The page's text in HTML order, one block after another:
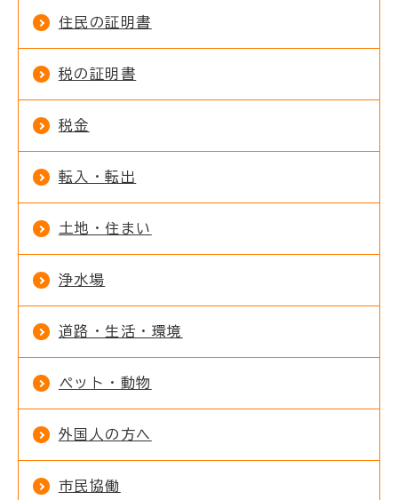
住民の証明書
税の証明書
税金
転入・転出
土地・住まい
浄水場
道路・生活・環境
ペット・動物
外国人の方へ
市民協働